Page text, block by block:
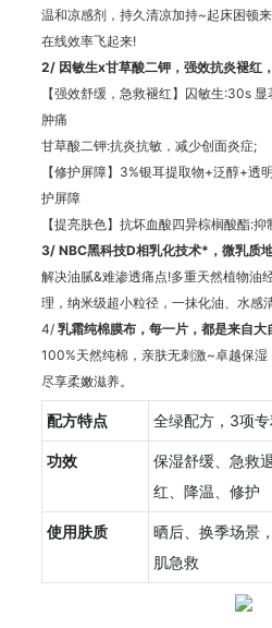
温和凉感剂，持久清凉加持~起床困顿
在线效率飞起来!
2/ 因敏生x甘草酸二钾，强效抗炎褪红
【强效舒缓，急救褪红】囚敏生:30s
肿痛
甘草酸二钾:抗炎抗敏，减少创面炎症;
【修护屏障】3%银耳提取物+泛醇+透
护屏障
【提亮肤色】抗坏血酸四异棕榈酸酯:
3/ NBC黑科技D相乳化技术*，微乳质
解决油腻&难渗透痛点!多重天然植物油
理，纳米级超小粒径，一抹化油、水感
4/乳霜纯棉膜布，每一片，都是来自大
100%天然纯棉，亲肤无刺激~卓越保
尽享柔嫩滋养。
配方特点 全绿配方，3项专
功效
保湿舒缓、急救
红、降温、修护
使用肤质
晒后、换季场景
肌急救